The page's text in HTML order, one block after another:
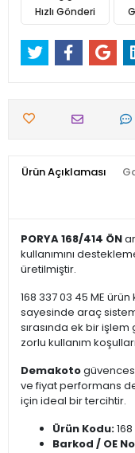
Hızlı Gönderi
Ürün Açıklaması
PORYA 168/414 ÖN
kullanımını
üretilmiştir.
168 337 03 45 ME
sayesinde araç
sırasında ek bir işlem
zorlu kullanım
Demakoto
ve fiyat performans
için ideal bir tercihtir.
Ürün Kodu:
Barkod / OE